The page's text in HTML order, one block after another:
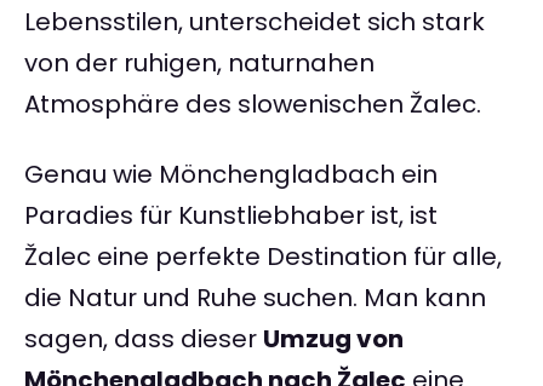
Lebensstilen, unterscheidet sich stark
von der ruhigen, naturnahen
Atmosphäre des slowenischen Žalec.
Genau wie Mönchengladbach ein
Paradies für Kunstliebhaber ist, ist
Žalec eine perfekte Destination für alle,
die Natur und Ruhe suchen. Man kann
sagen, dass dieser Umzug von